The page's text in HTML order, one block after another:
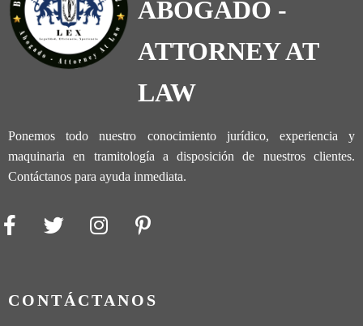
ABOGADO -
ATTORNEY AT
LAW
Ponemos todo nuestro conocimiento jurídico, experiencia y
maquinaria en tramitología a disposición de nuestros clientes.
Contáctanos para ayuda inmediata.
CONTÁCTANOS